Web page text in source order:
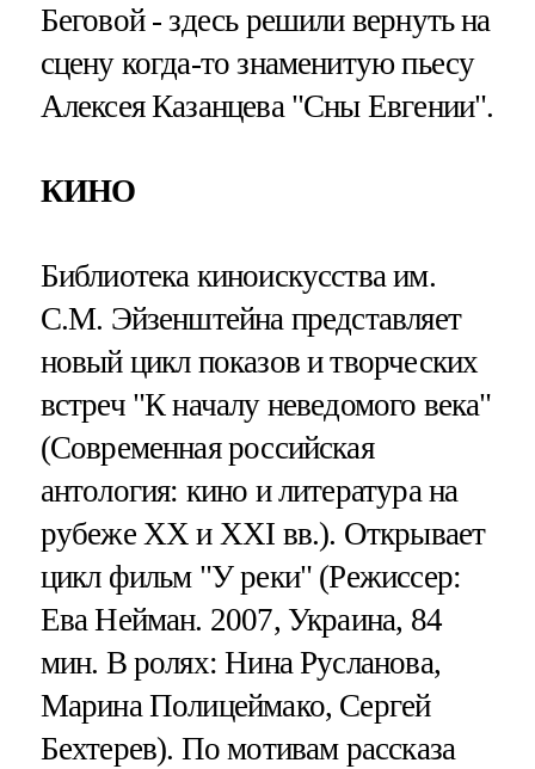
Беговой - здесь решили вернуть на
сцену когда-то знаменитую пьесу
Алексея Казанцева "Сны Евгении".
КИНО
Библиотека киноискусства им.
С.М. Эйзенштейна представляет
новый цикл показов и творческих
встреч "К началу неведомого века"
(Современная российская
антология: кино и литература на
рубеже XX и XXI вв.). Открывает
цикл фильм "У реки" (Режиссер:
Ева Нейман. 2007, Украина, 84
мин. В ролях: Нина Русланова,
Марина Полицеймако, Сергей
Бехтерев). По мотивам рассказа